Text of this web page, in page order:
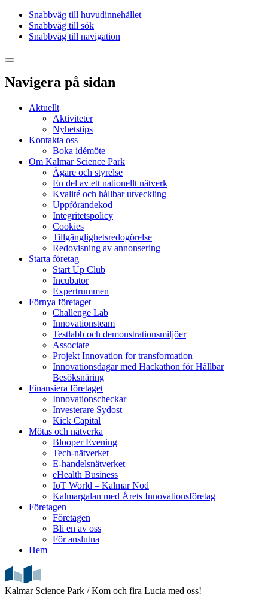
Snabbväg till huvudinnehållet
Snabbväg till sök
Snabbväg till navigation
Navigera på sidan
Aktuellt
Aktiviteter
Nyhetstips
Kontakta oss
Boka idémöte
Om Kalmar Science Park
Ägare och styrelse
En del av ett nationellt nätverk
Kvalité och hållbar utveckling
Uppförandekod
Integritetspolicy
Cookies
Tillgänglighetsredogörelse
Redovisning av annonsering
Starta företag
Start Up Club
Incubator
Expertrummen
Förnya företaget
Challenge Lab
Innovationsteam
Testlabb och demonstrationsmiljöer
Associate
Projekt Innovation for transformation
Innovationsdagar med Hackathon för Hållbar
Besöksnäring
Finansiera företaget
Innovationscheckar
Investerare Sydost
Kick Capital
Mötas och nätverka
Blooper Evening
Tech-nätverket
E-handelsnätverket
eHealth Business
IoT World – Kalmar Nod
Kalmargalan med Årets Innovationsföretag
Företagen
Företagen
Bli en av oss
För anslutna
Hem
Kalmar Science Park /Kom och fira Lucia med oss!